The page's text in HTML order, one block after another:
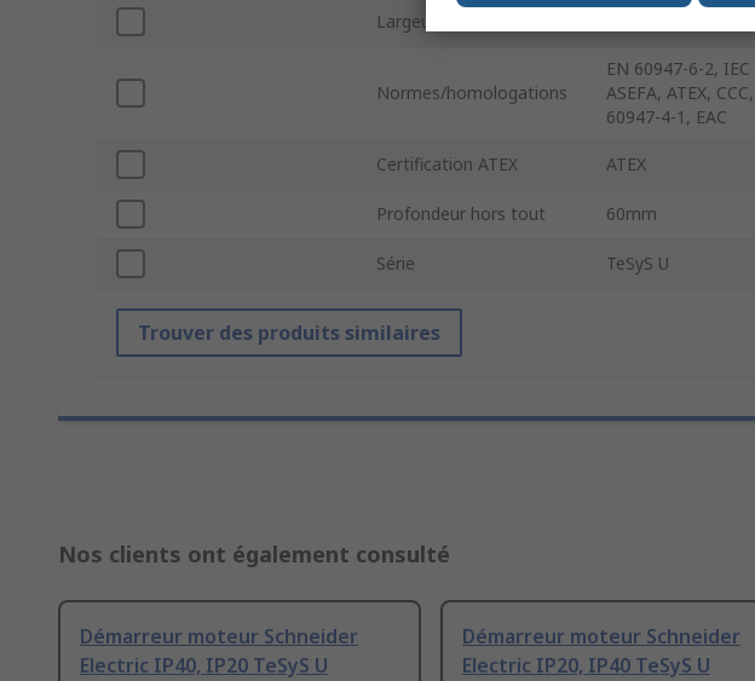
Largeur hors tout
Normes/homologations
EN 60947-6-2,
ASEFA, ATEX,
60947-4-1, EAC
Certification ATEX ATEX
Profondeur hors tout 60mm
Série TeSyS U
Trouver des produits similaires
Nos clients ont également consulté
Démarreur moteur Schneider
Electric IP40, IP20 TeSyS U
Démarreur moteur Schneider
Electric IP20, IP40 TeSyS U